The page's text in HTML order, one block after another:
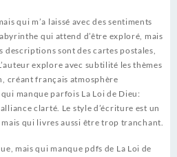
qui m’a laissé avec des sentiments
qui attend d’être exploré, mais
descriptions sont des cartes postales,
explore avec subtilité les thèmes
créant français atmosphère
manque parfois La Loi de Dieu:
clarté. Le style d’écriture est un
qui livres aussi être trop tranchant.
mais qui manque pdfs de La Loi de